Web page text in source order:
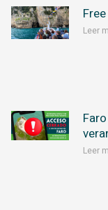
Leer
Leer